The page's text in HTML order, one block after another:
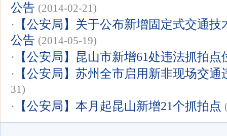
公告 (2014-02-21)
· 【公安局】关于公布新增固定式交通
公告 (2014-05-19)
· 【公安局】昆山市新增61处违法抓拍点
· 【公安局】苏州全市启用新非现场交通
31)
· 【公安局】本月起昆山新增21个抓拍点